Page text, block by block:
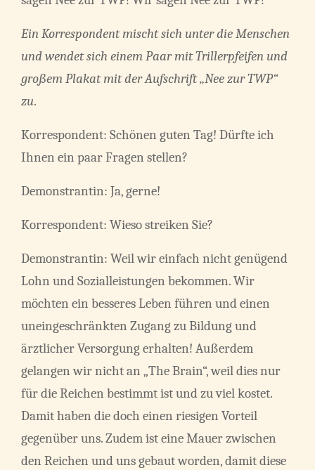
Ein Korrespondent mischt sich unter die Menschen
und wendet sich einem Paar mit Trillerpfeifen und
großem Plakat mit der Aufschrift „Nee zur TWP“
zu.
Korrespondent: Schönen guten Tag! Dürfte ich
Ihnen ein paar Fragen stellen?
Demonstrantin: Ja, gerne!
Korrespondent: Wieso streiken Sie?
Demonstrantin: Weil wir einfach nicht genügend
Lohn und Sozialleistungen bekommen. Wir
möchten ein besseres Leben führen und einen
uneingeschränkten Zugang zu Bildung und
ärztlicher Versorgung erhalten! Außerdem
gelangen wir nicht an „The Brain“, weil dies nur
für die Reichen bestimmt ist und zu viel kostet.
Damit haben die doch einen riesigen Vorteil
gegenüber uns. Zudem ist eine Mauer zwischen
den Reichen und uns gebaut worden, damit diese